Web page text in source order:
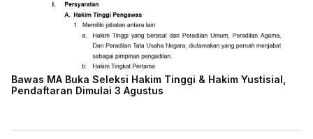
Bawas MA Buka Seleksi Hakim Tinggi & Hakim Yustisial,
Pendaftaran Dimulai 3 Agustus